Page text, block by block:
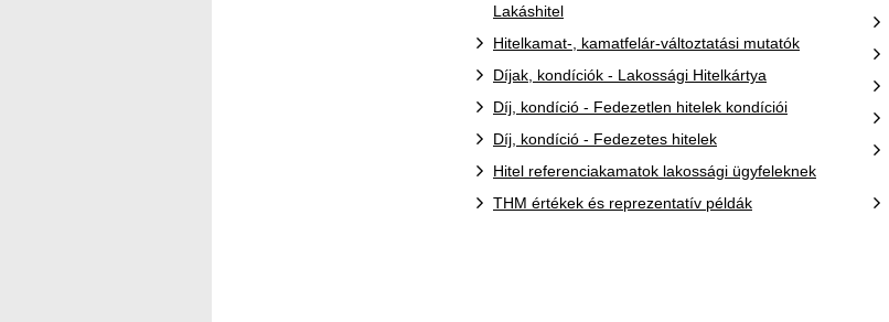
Lakáshitel
Hitelkamat-, kamatfelár-változtatási mutatók
Díjak, kondíciók - Lakossági Hitelkártya
Díj, kondíció - Fedezetlen hitelek kondíciói
Díj, kondíció - Fedezetes hitelek
Hitel referenciakamatok lakossági ügyfeleknek
THM értékek és reprezentatív példák